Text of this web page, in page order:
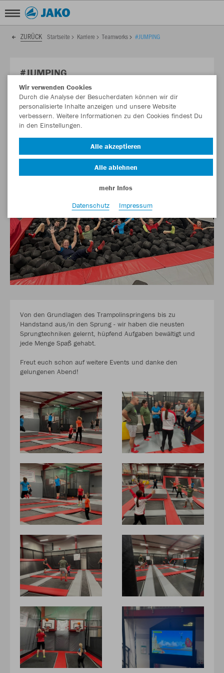
ZURÜCK Startseite Karriere Teamworks #JUMPING
#JUMPING
Letzte Woche ging es hoch hinaus in der Trampolinhalle
Uffenheim!
Von den Grundlagen des Trampolinspringens bis zu
Handstand aus/in den Sprung - wir haben die neusten
Sprungtechniken gelernt, hüpfend Aufgaben bewältigt und
jede Menge Spaß gehabt.
Freut euch schon auf weitere Events und danke den
gelungenen Abend!
Wir verwenden Cookies
Durch die Analyse der Besucherdaten können wir dir
personalisierte Inhalte anzeigen und unsere Website
verbessern. Weitere Informationen zu den Cookies findest Du
in den Einstellungen.
Alle akzeptieren
Alle ablehnen
mehr Infos
Datenschutz
Impressum